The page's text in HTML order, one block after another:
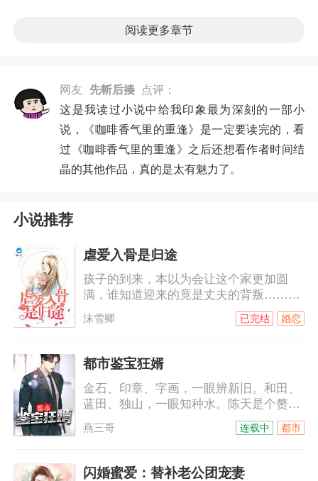
阅读更多章节
网友 先斬后揍
点评：
这是我读过小说中给我印象最为深刻的一部小
说，《咖啡香气里的重逢》是一定要读完的，看
过《咖啡香气里的重逢》之后还想看作者时间结
晶的其他作品，真的是太有魅力了。
小说推荐
虐爱入骨是归途
孩子的到来，本以为会让这个家更加圆
满，谁知道迎来的竟是丈夫的背叛……她
发誓，一定不会让这对狗男女好过！而突
如其来的他让赵晓晓冰封的心再次融
沫雪卿 婚恋
已完结
都市鉴宝狂婿
金石、印章、字画，一眼辨新旧。和田、
蓝田、独山，一眼知种水。陈天是个赘
婿，却让家主为其奉茶，让亲朋奉为神
明，让老婆性福快乐；如是种种，自要从
燕三哥 都市
连载中
闪婚蜜爱：替补老公团宠妻